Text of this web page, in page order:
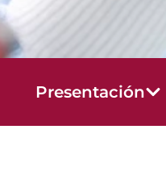
Presentación